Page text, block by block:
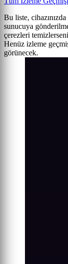
Bu liste,
sunucuya
çerezleri
Henüz izleme
görünecek.